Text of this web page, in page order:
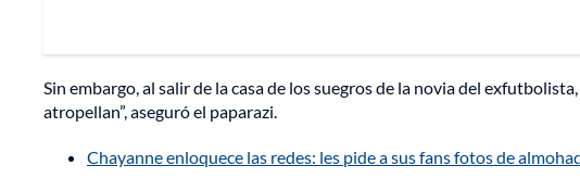
Sin embargo, al salir de la casa de los suegros de la novia del
atropellan”, aseguró el paparazi.
Chayanne enloquece las redes: les pide a sus fans fotos de